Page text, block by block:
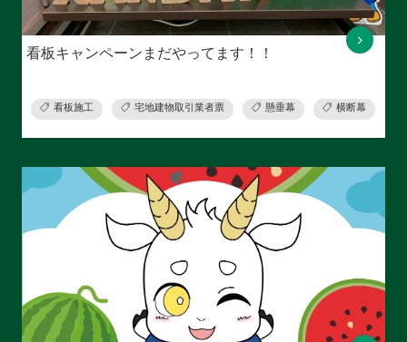
看板キャンペーンまだやってます！！
看板施工 宅地建物取引業者票 懸垂幕 横断幕